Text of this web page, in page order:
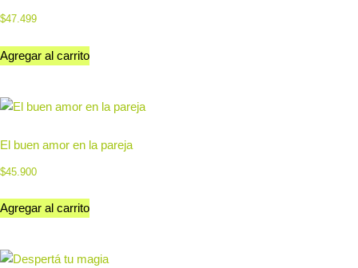
$47.499
Agregar al carrito
El buen amor en la pareja
$45.900
Agregar al carrito